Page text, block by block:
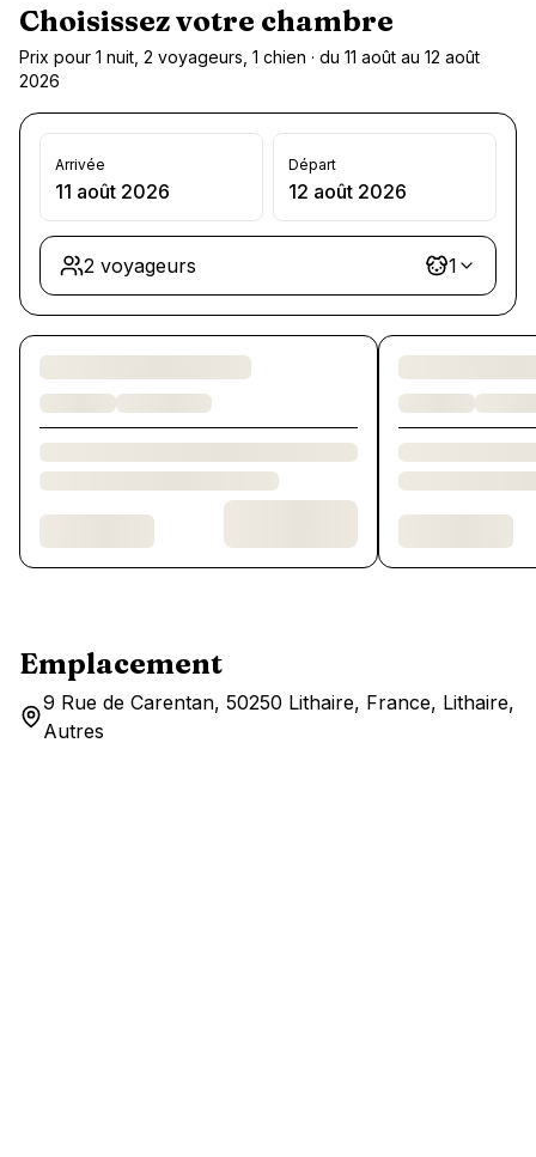
Choisissez votre chambre
Prix pour 1 nuit, 2 voyageurs, 1 chien · du 11 août au 12 août
2026
Arrivée
11 août 2026
Départ
12 août 2026
2 voyageurs 1
Chargement des chambres et des formules…
Emplacement
9 Rue de Carentan, 50250 Lithaire, France, Lithaire,
Autres